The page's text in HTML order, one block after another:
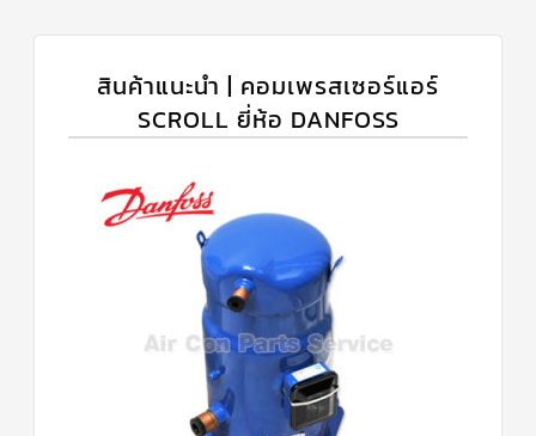
สินค้าแนะนำ | คอมเพรสเซอร์แอร์
SCROLL ยี่ห้อ DANFOSS